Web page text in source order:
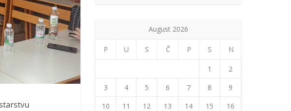
August 2026
P U S Č P S N
1
2
3
4 5 6 7 8
9
10
11 12 13 14 15
16